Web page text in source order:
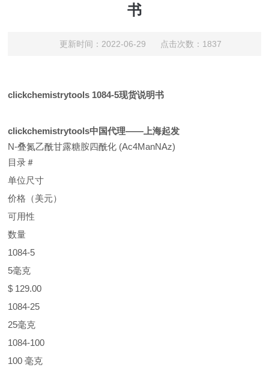
书
更新时间：2022-06-29 点击次数：1837
clickchemistrytools 1084-5现货说明书
clickchemistrytools中国代理——上海起发
N-叠氮乙酰甘露糖胺四酰化 (Ac4ManNAz)
目录＃
单位尺寸
价格（美元）
可用性
数量
1084-5
5毫克
$ 129.00
1084-25
25毫克
1084-100
100 毫克